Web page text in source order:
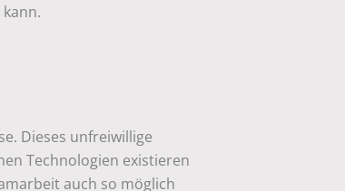
Dieses unfreiwillige
Technologien existieren
auch so möglich